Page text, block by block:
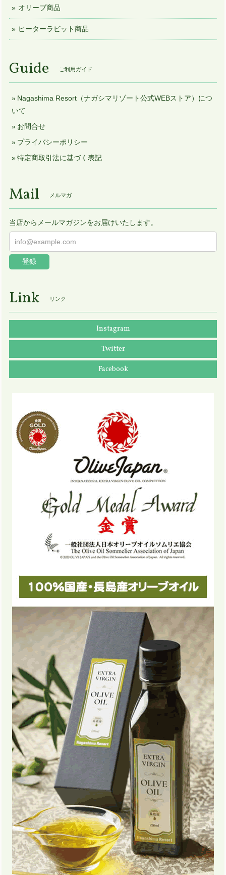
オリーブ商品
ピーターラビット商品
Guide ご利用ガイド
Nagashima Resort（ナガシマリゾート公式WEBストア）につ
いて
お問合せ
プライバシーポリシー
特定商取引法に基づく表記
Mail メルマガ
当店からメールマガジンをお届けいたします。
登録
Link リンク
Instagram
Twitter
Facebook